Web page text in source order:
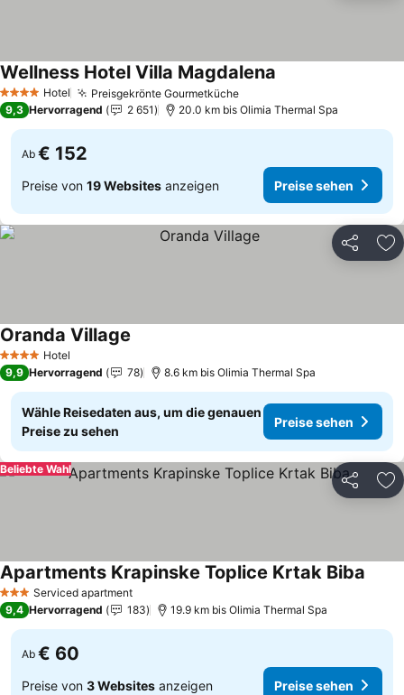
4 Sterne Hotel Preisgekrönte GourmetküchePreise sehen
Wellness Hotel Villa Magdalena
9,3 Hervorragend 2 651 20.0 km bis Olimia Thermal Spa
Ab € 152
Preise von 19 Websites anzeigen Preise sehen
Teilen
4 Sterne Hotel
Oranda Village
9,9 Hervorragend 78 8.6 km bis Olimia Thermal Spa
Wähle Reisedaten aus, um die genauen
Preise zu sehen
Preise sehen
Teilen
Beliebte Wahl
3 SterneServiced apartment
Apartments Krapinske Toplice Krtak Biba
9,4 Hervorragend 183 19.9 km bis Olimia Thermal Spa
Ab € 60
Preise von 3 Websites anzeigen Preise sehen